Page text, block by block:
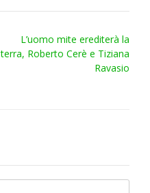
L’uomo mite erediterà la
terra, Roberto Cerè e Tiziana
Ravasio